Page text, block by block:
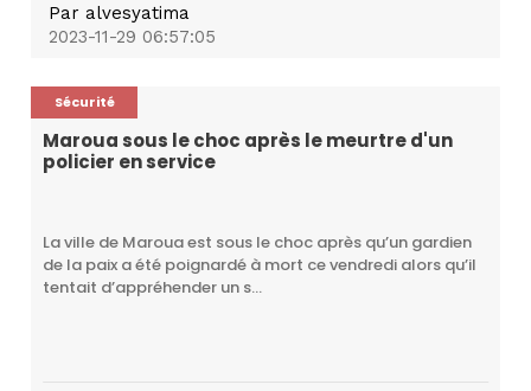
Paralvesyatima
2023-11-29 06:57:05
Sécurité
Maroua sous le choc après le meurtre d'un
policier en service
La ville de Maroua est sous le choc après qu’un gardien
de la paix a été poignardé à mort ce vendredi alors qu’il
tentait d’appréhender un s...